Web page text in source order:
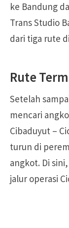
ke Bandung
Trans Studio
dari tiga rute
Rute
Setelah
mencari
Cibaduyut –
turun di
angkot. Di
jalur operasi